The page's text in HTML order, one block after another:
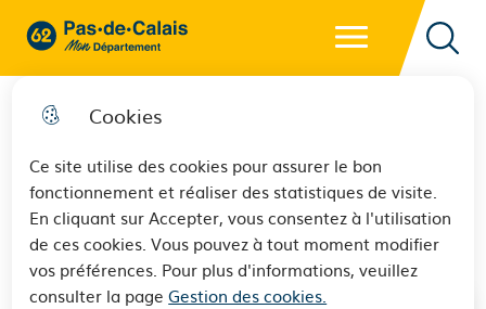
Cookies
Ce site utilise des cookies pour assurer le bon
fonctionnement et réaliser des statistiques de visite.
En cliquant sur Accepter, vous consentez à l'utilisation
de ces cookies. Vous pouvez à tout moment modifier
vos préférences. Pour plus d'informations, veuillez
consulter la pageGestion des cookies.
62 - Pas-de-Calais Mon Département - Retour à l'accueil
THIEBAUT Véronique